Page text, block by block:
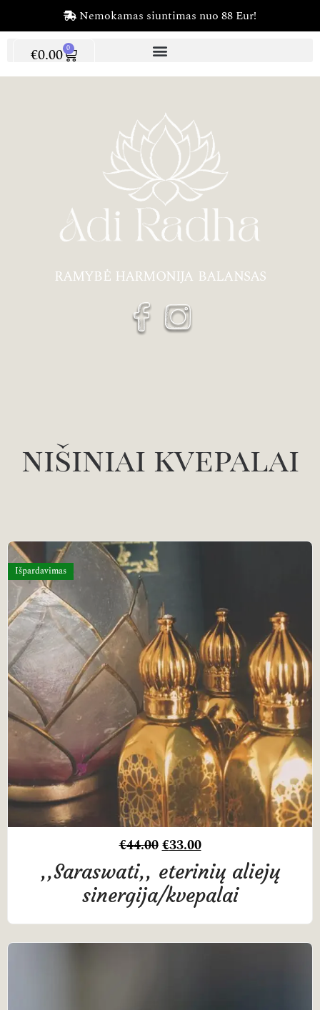
Nemokamas siuntimas nuo 88 Eur!
€0.00 0
RAMYBĖ HARMONIJA BALANSAS
nišiniai kvepalai
Išpardavimas
€44.00€33.00
,,Saraswati,, eterinių aliejų
sinergija/kvepalai